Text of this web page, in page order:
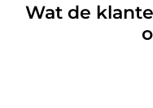
Wat de